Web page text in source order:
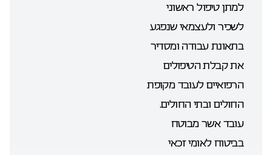
למתן טיפול ראשוני
לשכיר ולעצמאי שנפגע
בתאונת עבודה ומסדיר
את קבלת הטיפולים
הרפואיים לעובד מקופת
החולים ובתי החולים.
עובד אשר מבוטח
בביטוח לאומי זכאי